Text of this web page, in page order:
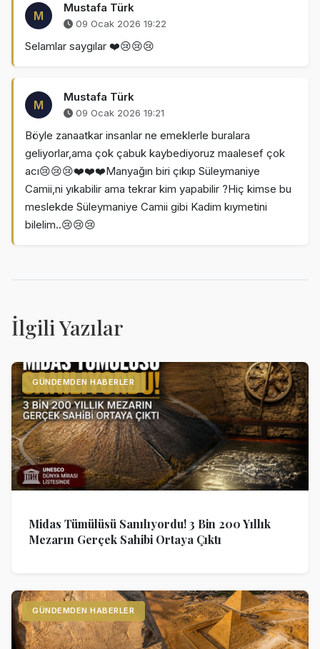
M
Mustafa Türk
09 Ocak 2026 19:22
Selamlar saygılar ❤️😢😢😢
M
Mustafa Türk
09 Ocak 2026 19:21
Böyle zanaatkar insanlar ne emeklerle buralara
geliyorlar,ama çok çabuk kaybediyoruz maalesef çok
acı😢😢😢❤️❤️❤️Manyağın biri çıkıp Süleymaniye
Camii,ni yıkabilir ama tekrar kim yapabilir ?Hiç kimse bu
meslekde Süleymaniye Camii gibi Kadim kıymetini
bilelim..😢😢😢
İlgili Yazılar
GÜNDEMDEN HABERLER
Midas Tümülüsü Sanılıyordu! 3 Bin 200 Yıllık
Mezarın Gerçek Sahibi Ortaya Çıktı
GÜNDEMDEN HABERLER